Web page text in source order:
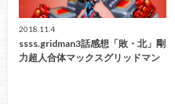
2018.11.4
ssss.gridman3話感想「敗・北」剛
力超人合体マックスグリッドマン